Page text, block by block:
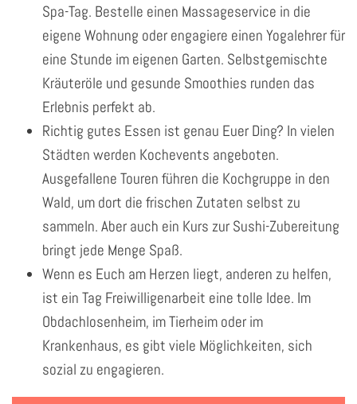
Spa-Tag. Bestelle einen Massageservice in die
eigene Wohnung oder engagiere einen Yogalehrer für
eine Stunde im eigenen Garten. Selbstgemischte
Kräuteröle und gesunde Smoothies runden das
Erlebnis perfekt ab.
Richtig gutes Essen ist genau Euer Ding? In vielen
Städten werden Kochevents angeboten.
Ausgefallene Touren führen die Kochgruppe in den
Wald, um dort die frischen Zutaten selbst zu
sammeln. Aber auch ein Kurs zur Sushi-Zubereitung
bringt jede Menge Spaß.
Wenn es Euch am Herzen liegt, anderen zu helfen,
ist ein Tag Freiwilligenarbeit eine tolle Idee. Im
Obdachlosenheim, im Tierheim oder im
Krankenhaus, es gibt viele Möglichkeiten, sich
sozial zu engagieren.